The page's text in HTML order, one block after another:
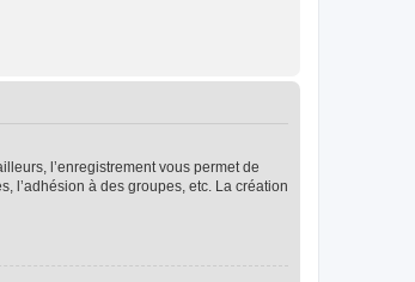
l’enregistrement vous permet de
l’adhésion à des groupes, etc. La création